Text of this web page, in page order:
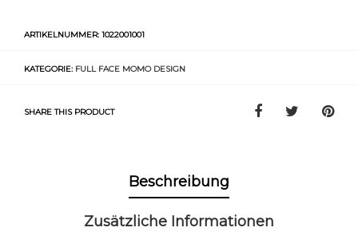
ARTIKELNUMMER: 1022001001
KATEGORIE: FULL FACE MOMO DESIGN
SHARE THIS PRODUCT
Beschreibung
Zusätzliche Informationen